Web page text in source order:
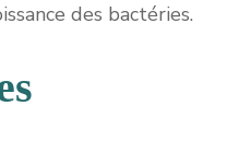
des bactéries.